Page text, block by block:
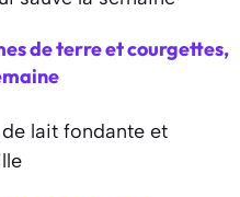
de terre et courgettes,